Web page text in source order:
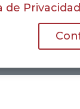
de